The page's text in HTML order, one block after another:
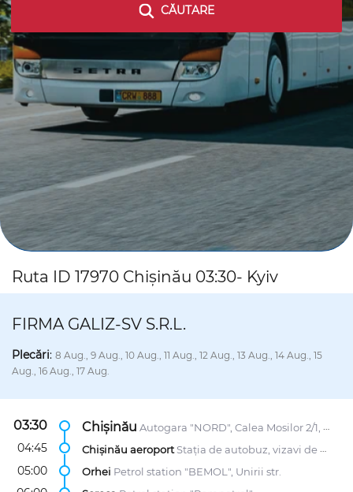
CĂUTARE
Ruta ID 17970 Chișinău 03:30- Kyiv
FIRMA GALIZ-SV S.R.L.
Plecări: 8 Aug., 9 Aug., 10 Aug., 11 Aug., 12 Aug., 13 Aug., 14 Aug., 15
Aug., 16 Aug., 17 Aug.
03:30 Chișinău Autogara "NORD", Calea Mosilor 2/1, str.
04:45 Chișinău aeroportStația de autobuz, vizavi de benzinăria "Lukoil"
05:00 Orhei Petrol station "BEMOL", Unirii str.